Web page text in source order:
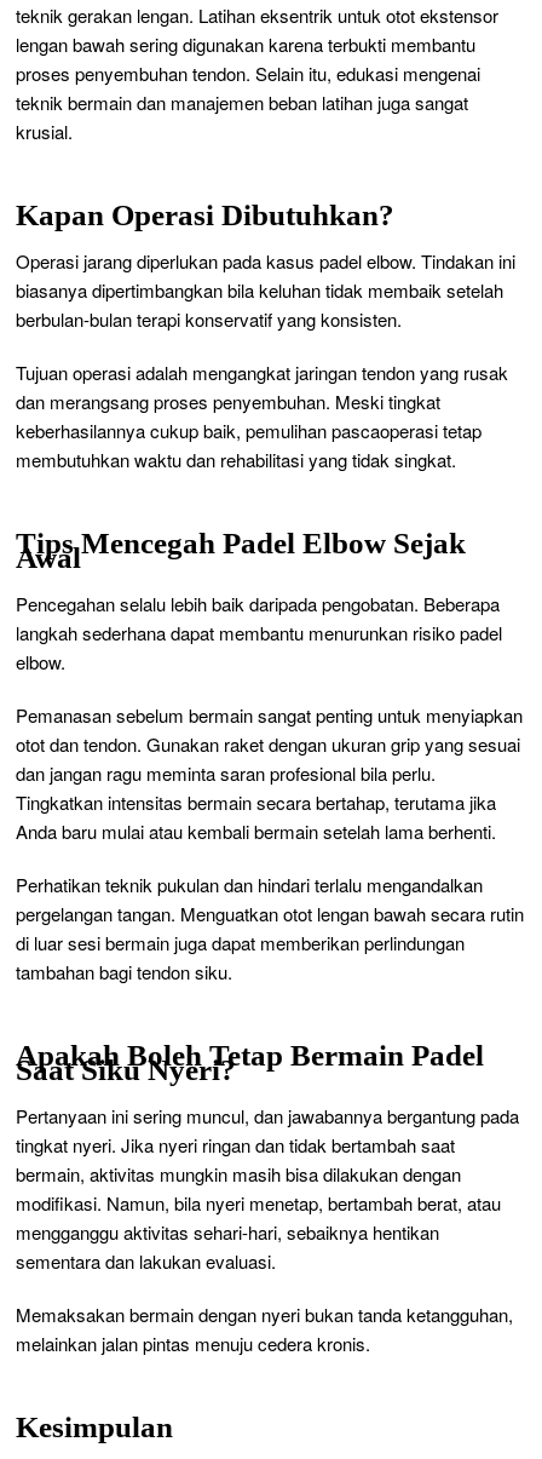
teknik gerakan lengan. Latihan eksentrik untuk otot ekstensor
lengan bawah sering digunakan karena terbukti membantu
proses penyembuhan tendon. Selain itu, edukasi mengenai
teknik bermain dan manajemen beban latihan juga sangat
krusial.
Kapan Operasi Dibutuhkan?
Operasi jarang diperlukan pada kasus padel elbow. Tindakan ini
biasanya dipertimbangkan bila keluhan tidak membaik setelah
berbulan-bulan terapi konservatif yang konsisten.
Tujuan operasi adalah mengangkat jaringan tendon yang rusak
dan merangsang proses penyembuhan. Meski tingkat
keberhasilannya cukup baik, pemulihan pascaoperasi tetap
membutuhkan waktu dan rehabilitasi yang tidak singkat.
Tips Mencegah Padel Elbow Sejak
Awal
Pencegahan selalu lebih baik daripada pengobatan. Beberapa
langkah sederhana dapat membantu menurunkan risiko padel
elbow.
Pemanasan sebelum bermain sangat penting untuk menyiapkan
otot dan tendon. Gunakan raket dengan ukuran grip yang sesuai
dan jangan ragu meminta saran profesional bila perlu.
Tingkatkan intensitas bermain secara bertahap, terutama jika
Anda baru mulai atau kembali bermain setelah lama berhenti.
Perhatikan teknik pukulan dan hindari terlalu mengandalkan
pergelangan tangan. Menguatkan otot lengan bawah secara rutin
di luar sesi bermain juga dapat memberikan perlindungan
tambahan bagi tendon siku.
Apakah Boleh Tetap Bermain Padel
Saat Siku Nyeri?
Pertanyaan ini sering muncul, dan jawabannya bergantung pada
tingkat nyeri. Jika nyeri ringan dan tidak bertambah saat
bermain, aktivitas mungkin masih bisa dilakukan dengan
modifikasi. Namun, bila nyeri menetap, bertambah berat, atau
mengganggu aktivitas sehari-hari, sebaiknya hentikan
sementara dan lakukan evaluasi.
Memaksakan bermain dengan nyeri bukan tanda ketangguhan,
melainkan jalan pintas menuju cedera kronis.
Kesimpulan